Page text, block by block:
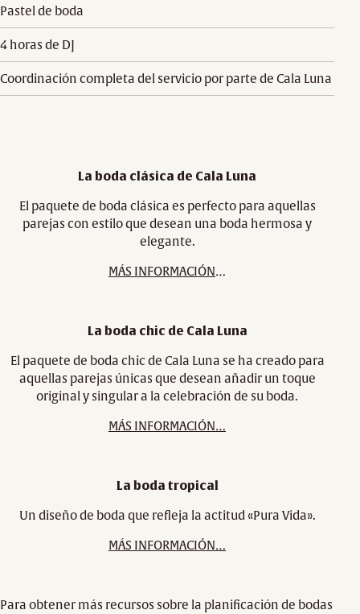
Pastel de boda
4 horas de DJ
Coordinación completa del servicio por parte de Cala Luna
La boda clásica de Cala Luna
El paquete de boda clásica es perfecto para aquellas
parejas con estilo que desean una boda hermosa y
elegante.
MÁS INFORMACIÓN…
La boda chic de Cala Luna
El paquete de boda chic de Cala Luna se ha creado para
aquellas parejas únicas que desean añadir un toque
original y singular a la celebración de su boda.
MÁS INFORMACIÓN…
La boda tropical
Un diseño de boda que refleja la actitud «Pura Vida».
MÁS INFORMACIÓN…
Para obtener más recursos sobre la planificación de bodas